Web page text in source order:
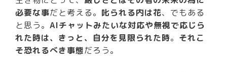
必要な事だと考える。 叱られる内は花、でもある
と思う。AIチャットみたいな対応や無視で応じら
れた時は、きっと、自分を見限られた時。 それこ
そ恐れるべき事態だろう。